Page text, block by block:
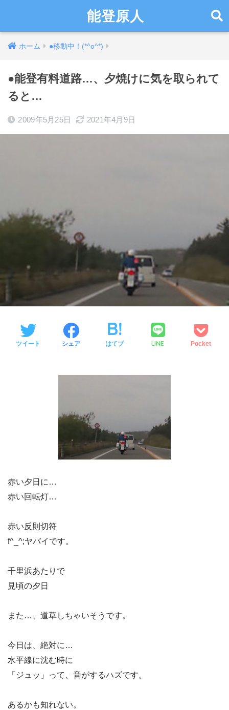
能登原人
ホーム ●移動中！(*^o^*)
●能登有料道路…、夕焼けに気を取られて
ると…
2009年5月25日 2021年4月9日
ツイート シェア はてブ LINE Pocket
赤い夕日に…
赤い回転灯…
赤い反則切符
f^_^;ヤバイです。
千里浜あたりで
見頃の夕日
また…、道草しちゃいそうです。
今日は、絶対に…
水平線に沈む時に
「ジュッ」って、音がするハズです。
あるかも知れない。